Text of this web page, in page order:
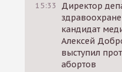
15:33
Директор
кандидат
Алексей
выступил
абортов